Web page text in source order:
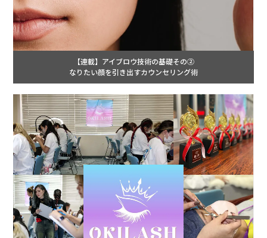
【連載】アイブロウ技術の基礎その②
なりたい顔を引き出すカウンセリング術